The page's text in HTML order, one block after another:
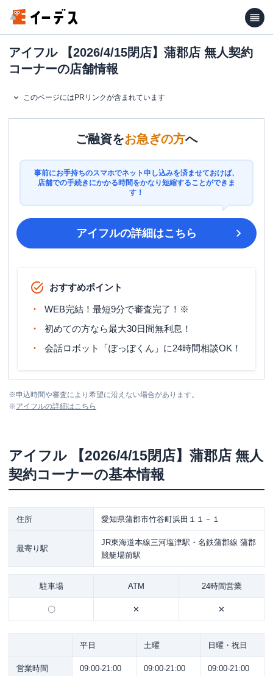
アイフル 【2026/4/15閉店】蒲郡店 無人契約
コーナーの店舗情報
このページにはPRリンクが含まれています
ご融資をお急ぎの方へ
事前にお手持ちのスマホでネット申し込みを済ませておけば、
店舗での手続きにかかる時間をかなり短縮することができま
す！
アイフルの詳細はこちら
おすすめポイント
WEB完結！最短9分で審査完了！※
初めての方なら最大30日間無利息！
会話ロボット「ぽっぽくん」に24時間相談OK！
※申込時間や審査により希望に沿えない場合があります。
※アイフルの詳細はこちら
アイフル
【2026/4/15閉店】蒲郡店 無人
契約コーナーの基本情報
住所 愛知県蒲郡市竹谷町浜田１１－１
最寄り駅
JR東海道本線三河塩津駅・名鉄蒲郡線 蒲郡
競艇場前駅
駐車場 ATM 24時間営業
〇 ✕ ✕
平日 土曜 日曜・祝日
営業時間 09:00-21:00 09:00-21:00 09:00-21:00